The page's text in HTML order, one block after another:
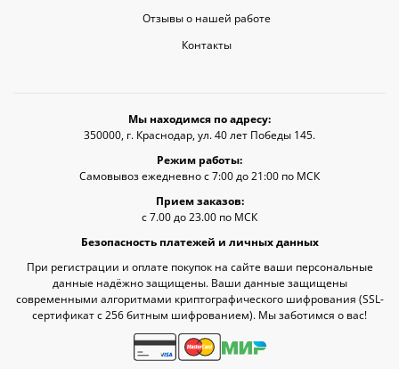
Отзывы о нашей работе
Контакты
Мы находимся по адресу:
350000, г. Краснодар, ул. 40 лет Победы 145.
Режим работы:
Самовывоз ежедневно с 7:00 до 21:00 по МСК
Прием заказов:
с 7.00 до 23.00 по МСК
Безопасность платежей и личных данных
При регистрации и оплате покупок на сайте ваши персональные
данные надёжно защищены. Ваши данные защищены
современными алгоритмами криптографического шифрования (SSL-
сертификат c 256 битным шифрованием). Мы заботимся о вас!